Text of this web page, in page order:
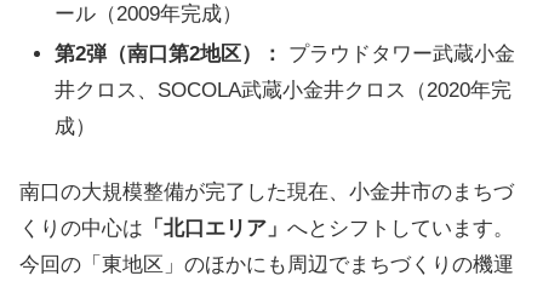
ール（2009年完成）
第2弾（南口第2地区）：
プラウドタワー武蔵小金
井クロス、SOCOLA武蔵小金井クロス（2020年完
成）
南口の大規模整備が完了した現在、小金井市のまちづ
くりの中心は 「北口エリア」 へとシフトしています。
今回の「東地区」のほかにも周辺でまちづくりの機運